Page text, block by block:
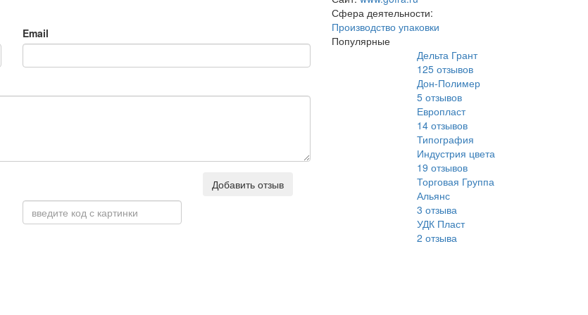
Email
Добавить отзыв
Сфера деятельности:
Производство упаковки
Популярные
Дельта Грант
125 отзывов
Дон-Полимер
5 отзывов
Европласт
14 отзывов
Типография
Индустрия цвета
19 отзывов
Торговая Группа
Альянс
3 отзыва
УДК Пласт
2 отзыва